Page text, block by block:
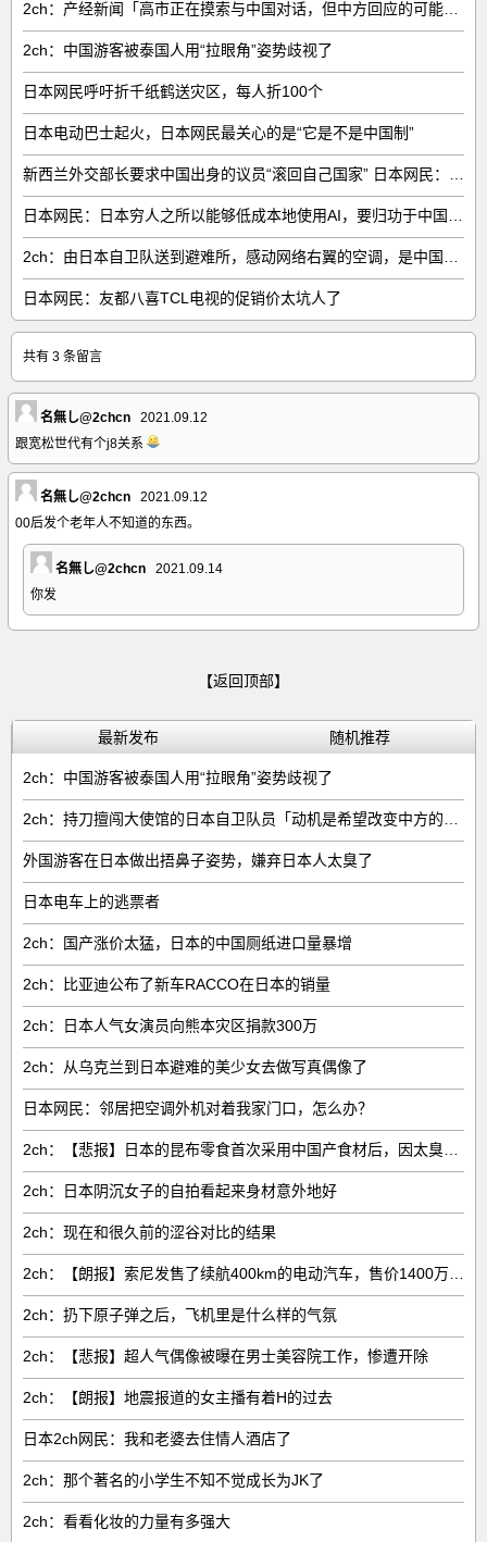
2ch：中国游客被泰国人用“拉眼角”姿势歧视了
日本网民呼吁折千纸鹤送灾区，每人折100个
日本电动巴士起火，日本网民最关心的是“它是不是中国制”
日本网民：友都八喜TCL电视的促销价太坑人了
共有 3 条留言
名無し@2chcn
2021.09.12
跟宽松世代有个j8关系
名無し@2chcn
2021.09.12
00后发个老年人不知道的东西。
名無し@2chcn
2021.09.14
你发
【返回顶部】
最新发布 随机推荐
2ch：中国游客被泰国人用“拉眼角”姿势歧视了
外国游客在日本做出捂鼻子姿势，嫌弃日本人太臭了
日本电车上的逃票者
2ch：国产涨价太猛，日本的中国厕纸进口量暴增
2ch：比亚迪公布了新车RACCO在日本的销量
2ch：日本人气女演员向熊本灾区捐款300万
2ch：从乌克兰到日本避难的美少女去做写真偶像了
日本网民：邻居把空调外机对着我家门口，怎么办？
2ch：日本阴沉女子的自拍看起来身材意外地好
2ch：现在和很久前的涩谷对比的结果
2ch：扔下原子弹之后，飞机里是什么样的气氛
2ch：【悲报】超人气偶像被曝在男士美容院工作，惨遭开除
2ch：【朗报】地震报道的女主播有着H的过去
日本2ch网民：我和老婆去住情人酒店了
2ch：那个著名的小学生不知不觉成长为JK了
2ch：看看化妆的力量有多强大